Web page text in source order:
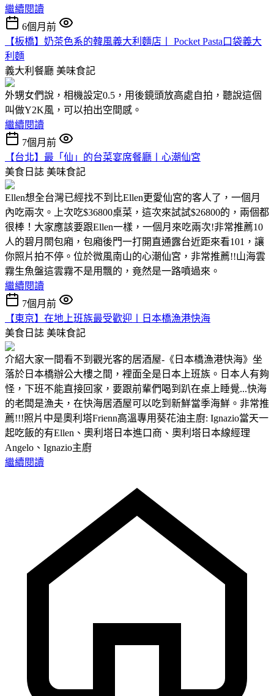
繼續閱讀
6個月前
【板橋】奶茶色系的韓風義大利麵店〡 Pocket Pasta口袋義大
利麵
義大利餐廳 美味食記
外甥女們說，相機設定0.5，用後鏡頭放高處自拍，聽說這個
叫做Y2K風，可以拍出空間感。
繼續閱讀
7個月前
【台北】最「仙」的台菜宴席餐廳〡心潮仙宮
美食日誌 美味食記
Ellen想全台灣已經找不到比Ellen更愛仙宮的客人了，一個月
內吃兩次。上次吃$36800桌菜，這次來試試$26800的，兩個都
很棒！大家應該要跟Ellen一樣，一個月來吃兩次!非常推薦10
人的碧月閤包廂，包廂後門一打開直通露台近距來看101，讓
你照片拍不停。位於微風南山的心潮仙宮，非常推薦!!山海雲
霧生魚盤這雲霧不是用飄的，竟然是一路噴過來。
繼續閱讀
7個月前
【東京】在地上班族最受歡迎〡日本橋漁港快海
美食日誌 美味食記
介紹大家一間看不到觀光客的居酒屋-《日本橋漁港快海》坐
落於日本橋辦公大樓之間，裡面全是日本上班族。日本人有夠
怪，下班不能直接回家，要跟前輩們喝到趴在桌上睡覺...快海
的老闆是漁夫，在快海居酒屋可以吃到新鮮當季海鮮。非常推
薦!!!照片中是奧利塔Frienn高溫專用葵花油主廚: Ignazio當天一
起吃飯的有Ellen、奧利塔日本進口商、奧利塔日本線經理
Angelo、Ignazio主廚
繼續閱讀